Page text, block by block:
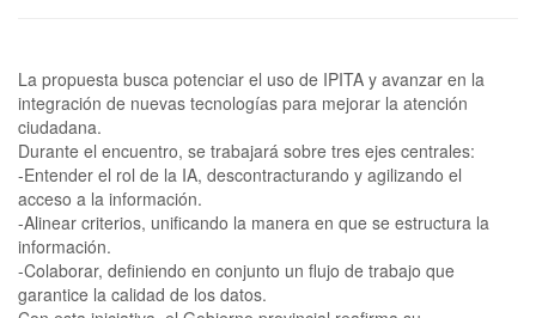
La propuesta busca potenciar el uso de IPITA y avanzar en la
integración de nuevas tecnologías para mejorar la atención
ciudadana.
Durante el encuentro, se trabajará sobre tres ejes centrales:
-Entender el rol de la IA, descontracturando y agilizando el
acceso a la información.
-Alinear criterios, unificando la manera en que se estructura la
información.
-Colaborar, definiendo en conjunto un flujo de trabajo que
garantice la calidad de los datos.